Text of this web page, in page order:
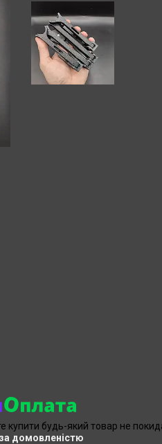
купити будь-який товар не
за домовленістю